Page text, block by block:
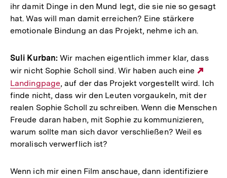
ihr damit Dinge in den Mund legt, die sie nie so gesagt
hat. Was will man damit erreichen? Eine stärkere
emotionale Bindung an das Projekt, nehme ich an.
Suli Kurban:Wir machen eigentlich immer klar, dass
wir nicht Sophie Scholl sind. Wir haben auch eine
Link:
Landingpage, auf der das Projekt vorgestellt wird. Ich
finde nicht, dass wir den Leuten vorgaukeln, mit der
realen Sophie Scholl zu schreiben. Wenn die Menschen
Freude daran haben, mit Sophie zu kommunizieren,
warum sollte man sich davor verschließen? Weil es
moralisch verwerflich ist?
Wenn ich mir einen Film anschaue, dann identifiziere